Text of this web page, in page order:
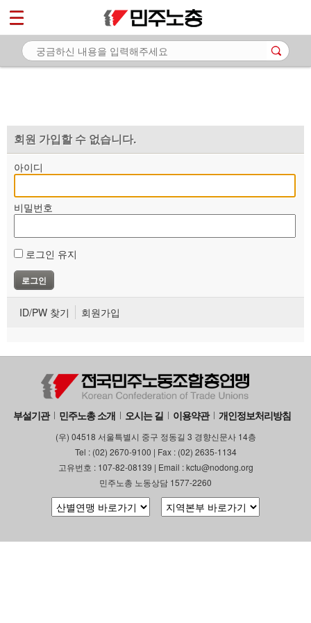
회원 가입할 수 없습니다.
아이디
비밀번호
로그인 유지
ID/PW 찾기 회원가입
부설기관 민주노총 소개 오시는 길 이용약관 개인정보처리방침
(우) 04518 서울특별시 중구 정동길 3 경향신문사 14층
Tel : (02) 2670-9100 | Fax : (02) 2635-1134
고유번호 : 107-82-08139 | Email : kctu@nodong.org
민주노총 노동상담 1577-2260
마이페이지
소개
자료
부설기관